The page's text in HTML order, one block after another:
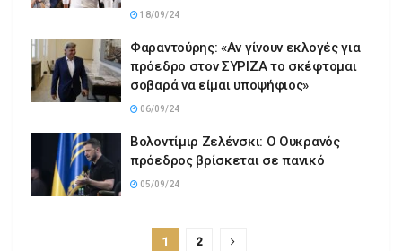
18/09/24
Φαραντούρης: «Αν γίνουν εκλογές για
πρόεδρο στον ΣΥΡΙΖΑ το σκέφτομαι
σοβαρά να είμαι υποψήφιος»
06/09/24
Βολοντίμιρ Ζελένσκι: Ο Ουκρανός
πρόεδρος βρίσκεται σε πανικό
05/09/24
1 2